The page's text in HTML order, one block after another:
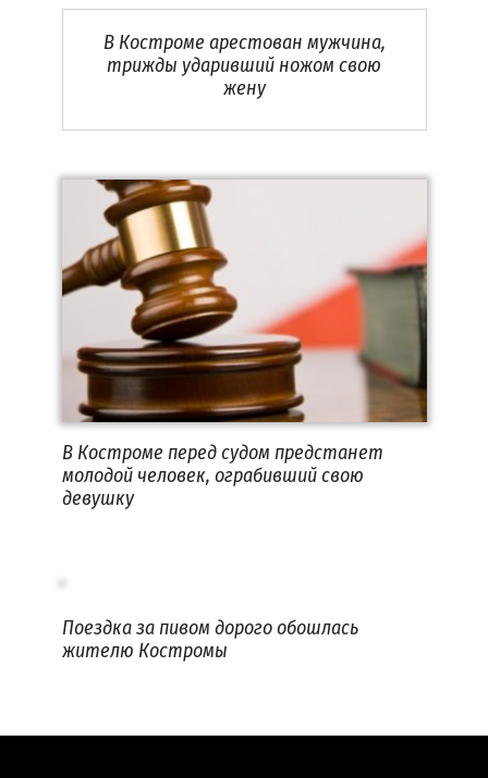
В Костроме арестован мужчина,
трижды ударивший ножом свою
жену
В Костроме перед судом предстанет
молодой человек, ограбивший свою
девушку
Поездка за пивом дорого обошлась
жителю Костромы